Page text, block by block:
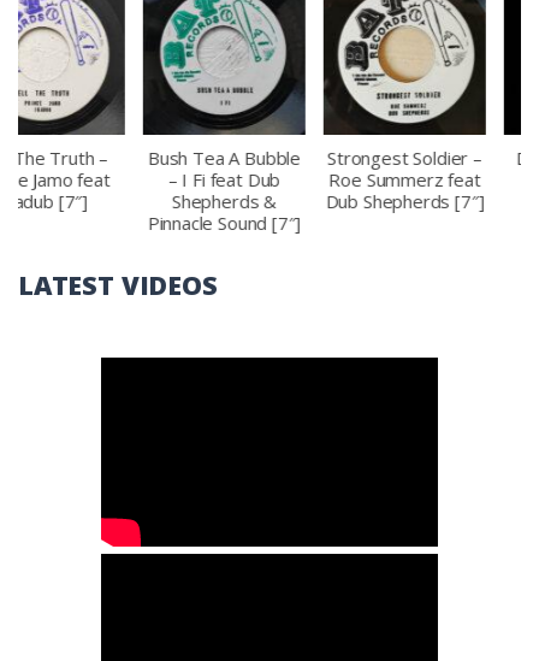
–
Bush Tea A Bubble
– I Fi feat Dub
Shepherds &
Pinnacle Sound [7″]
Strongest Soldier –
Roe Summerz feat
Dub Shepherds [7″]
Dub
Night And
LATEST VIDEOS